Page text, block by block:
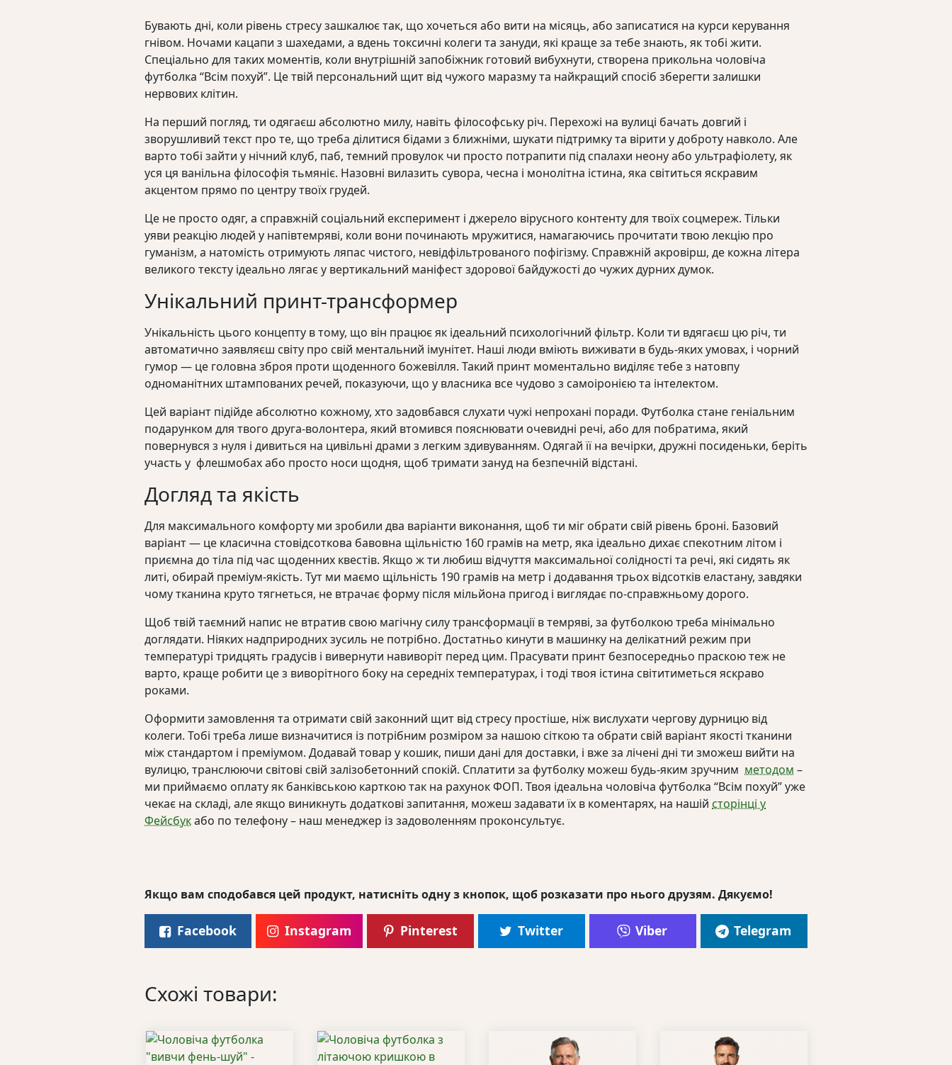
Бувають дні, коли рівень стресу зашкалює так, що хочеться або вити на місяць, або записатися на курси керування
гнівом. Ночами кацапи з шахедами, а вдень токсичні колеги та зануди, які краще за тебе знають, як тобі жити.
Спеціально для таких моментів, коли внутрішній запобіжник готовий вибухнути, створена прикольна чоловіча
футболка “Всім похуй”. Це твій персональний щит від чужого маразму та найкращий спосіб зберегти залишки
нервових клітин.
На перший погляд, ти одягаєш абсолютно милу, навіть філософську річ. Перехожі на вулиці бачать довгий і
зворушливий текст про те, що треба ділитися бідами з ближніми, шукати підтримку та вірити у доброту навколо. Але
варто тобі зайти у нічний клуб, паб, темний провулок чи просто потрапити під спалахи неону або ультрафіолету, як
уся ця ванільна філософія тьмяніє. Назовні вилазить сувора, чесна і монолітна істина, яка світиться яскравим
акцентом прямо по центру твоїх грудей.
Це не просто одяг, а справжній соціальний експеримент і джерело вірусного контенту для твоїх соцмереж. Тільки
уяви реакцію людей у напівтемряві, коли вони починають мружитися, намагаючись прочитати твою лекцію про
гуманізм, а натомість отримують ляпас чистого, невідфільтрованого пофігізму. Справжній акровірш, де кожна літера
великого тексту ідеально лягає у вертикальний маніфест здорової байдужості до чужих дурних думок.
Унікальний принт-трансформер
Унікальність цього концепту в тому, що він працює як ідеальний психологічний фільтр. Коли ти вдягаєш цю річ, ти
автоматично заявляєш світу про свій ментальний імунітет. Наші люди вміють виживати в будь-яких умовах, і чорний
гумор — це головна зброя проти щоденного божевілля. Такий принт моментально виділяє тебе з натовпу
одноманітних штампованих речей, показуючи, що у власника все чудово з самоіронією та інтелектом.
Цей варіант підійде абсолютно кожному, хто задовбався слухати чужі непрохані поради. Футболка стане геніальним
подарунком для твого друга-волонтера, який втомився пояснювати очевидні речі, або для побратима, який
повернувся з нуля і дивиться на цивільні драми з легким здивуванням. Одягай її на вечірки, дружні посиденьки, беріть
участь у флешмобах або просто носи щодня, щоб тримати зануд на безпечній відстані.
Догляд та якість
Для максимального комфорту ми зробили два варіанти виконання, щоб ти міг обрати свій рівень броні. Базовий
варіант — це класична стовідсоткова бавовна щільністю 160 грамів на метр, яка ідеально дихає спекотним літом і
приємна до тіла під час щоденних квестів. Якщо ж ти любиш відчуття максимальної солідності та речі, які сидять як
литі, обирай преміум-якість. Тут ми маємо щільність 190 грамів на метр і додавання трьох відсотків еластану, завдяки
чому тканина круто тягнеться, не втрачає форму після мільйона пригод і виглядає по-справжньому дорого.
Щоб твій таємний напис не втратив свою магічну силу трансформації в темряві, за футболкою треба мінімально
доглядати. Ніяких надприродних зусиль не потрібно. Достатньо кинути в машинку на делікатний режим при
температурі тридцять градусів і вивернути навиворіт перед цим. Прасувати принт безпосередньо праскою теж не
варто, краще робити це з виворітного боку на середніх температурах, і тоді твоя істина світитиметься яскраво
роками.
Оформити замовлення та отримати свій законний щит від стресу простіше, ніж вислухати чергову дурницю від
колеги. Тобі треба лише визначитися із потрібним розміром за нашою сіткою та обрати свій варіант якості тканини
між стандартом і преміумом. Додавай товар у кошик, пиши дані для доставки, і вже за лічені дні ти зможеш вийти на
вулицю, транслюючи світові свій залізобетонний спокій. Сплатити за футболку можеш будь-яким зручним методом –
ми приймаємо оплату як банківською карткою так на рахунок ФОП. Твоя ідеальна чоловіча футболка “Всім похуй” уже
чекає на складі, але якщо виникнуть додаткові запитання, можеш задавати їх в коментарях, на нашій сторінці у
Фейсбукабо по телефону – наш менеджер із задоволенням проконсультує.
Якщо вам сподобався цей продукт, натисніть одну з кнопок, щоб розказати про нього друзям. Дякуємо!
Facebook Instagram Pinterest Twitter Viber Telegram
Схожі товари: